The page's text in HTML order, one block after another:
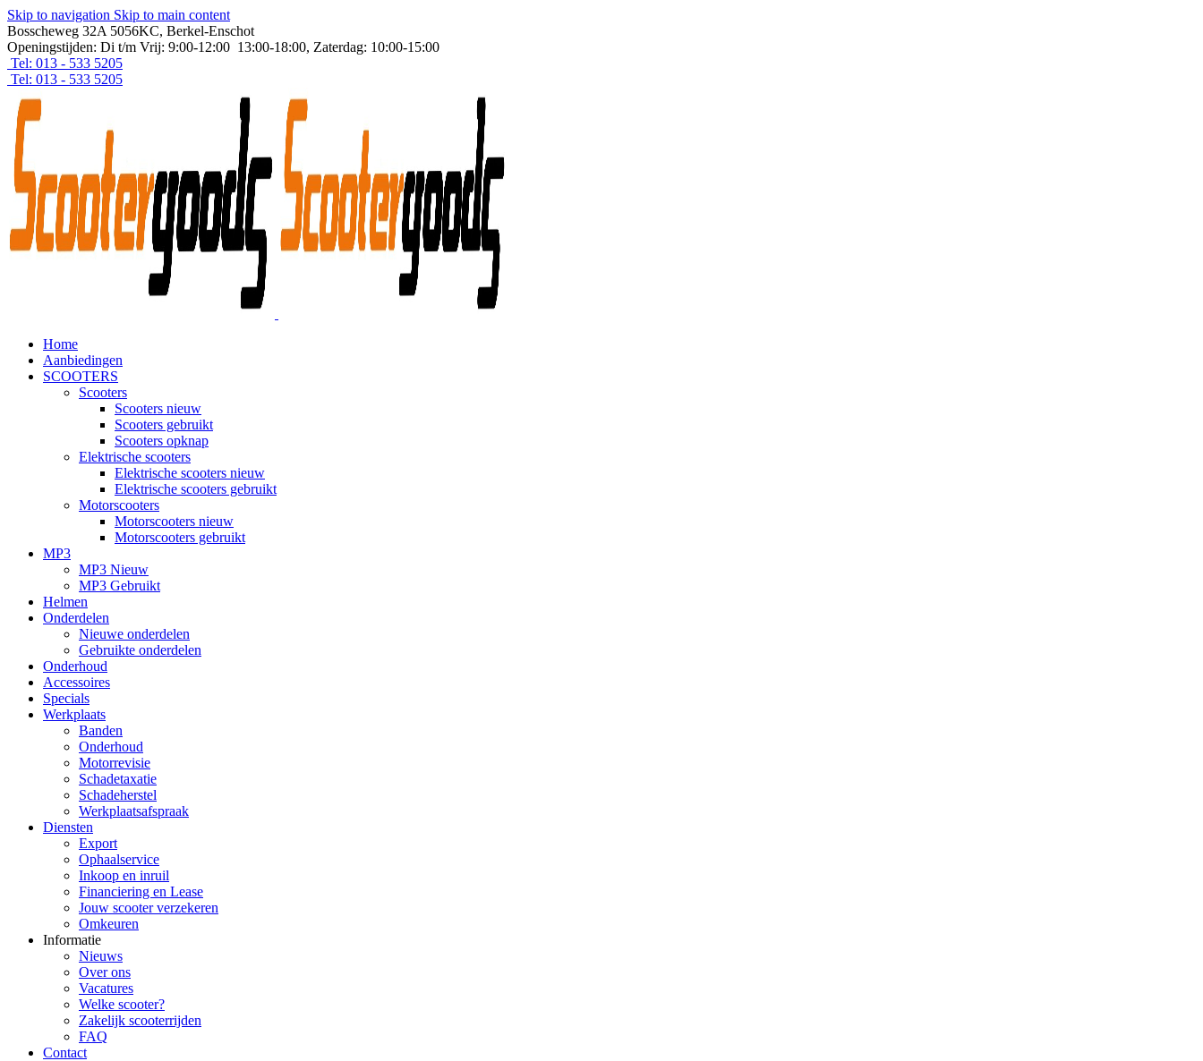
Skip to navigation Skip to main content
Bosscheweg 32A 5056KC, Berkel-Enschot
Openingstijden: Di t/m Vrij: 9:00-12:00 13:00-18:00, Zaterdag: 10:00-15:00
Tel: 013 - 533 5205
Tel: 013 - 533 5205
Home
Aanbiedingen
SCOOTERS
Scooters
Scooters nieuw
Scooters gebruikt
Scooters opknap
Elektrische scooters
Elektrische scooters nieuw
Elektrische scooters gebruikt
Motorscooters
Motorscooters nieuw
Motorscooters gebruikt
MP3
MP3 Nieuw
MP3 Gebruikt
Helmen
Onderdelen
Nieuwe onderdelen
Gebruikte onderdelen
Onderhoud
Accessoires
Specials
Werkplaats
Banden
Onderhoud
Motorrevisie
Schadetaxatie
Schadeherstel
Werkplaatsafspraak
Diensten
Export
Ophaalservice
Inkoop en inruil
Financiering en Lease
Jouw scooter verzekeren
Omkeuren
Informatie
Nieuws
Over ons
Vacatures
Welke scooter?
Zakelijk scooterrijden
FAQ
Contact